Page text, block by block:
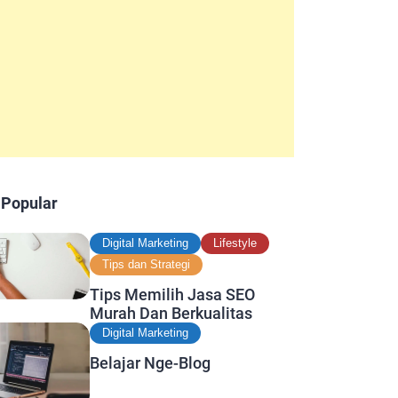
Digital Marketing
Lifestyle
Tips dan Strategi
Tips Memilih Jasa SEO
Murah Dan Berkualitas
Digital Marketing
Belajar Nge-Blog